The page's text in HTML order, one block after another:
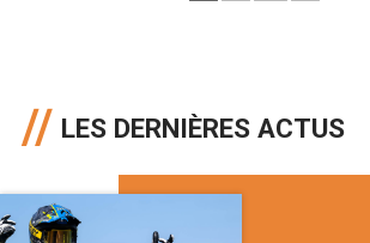
LES DERNIÈRES ACTUS